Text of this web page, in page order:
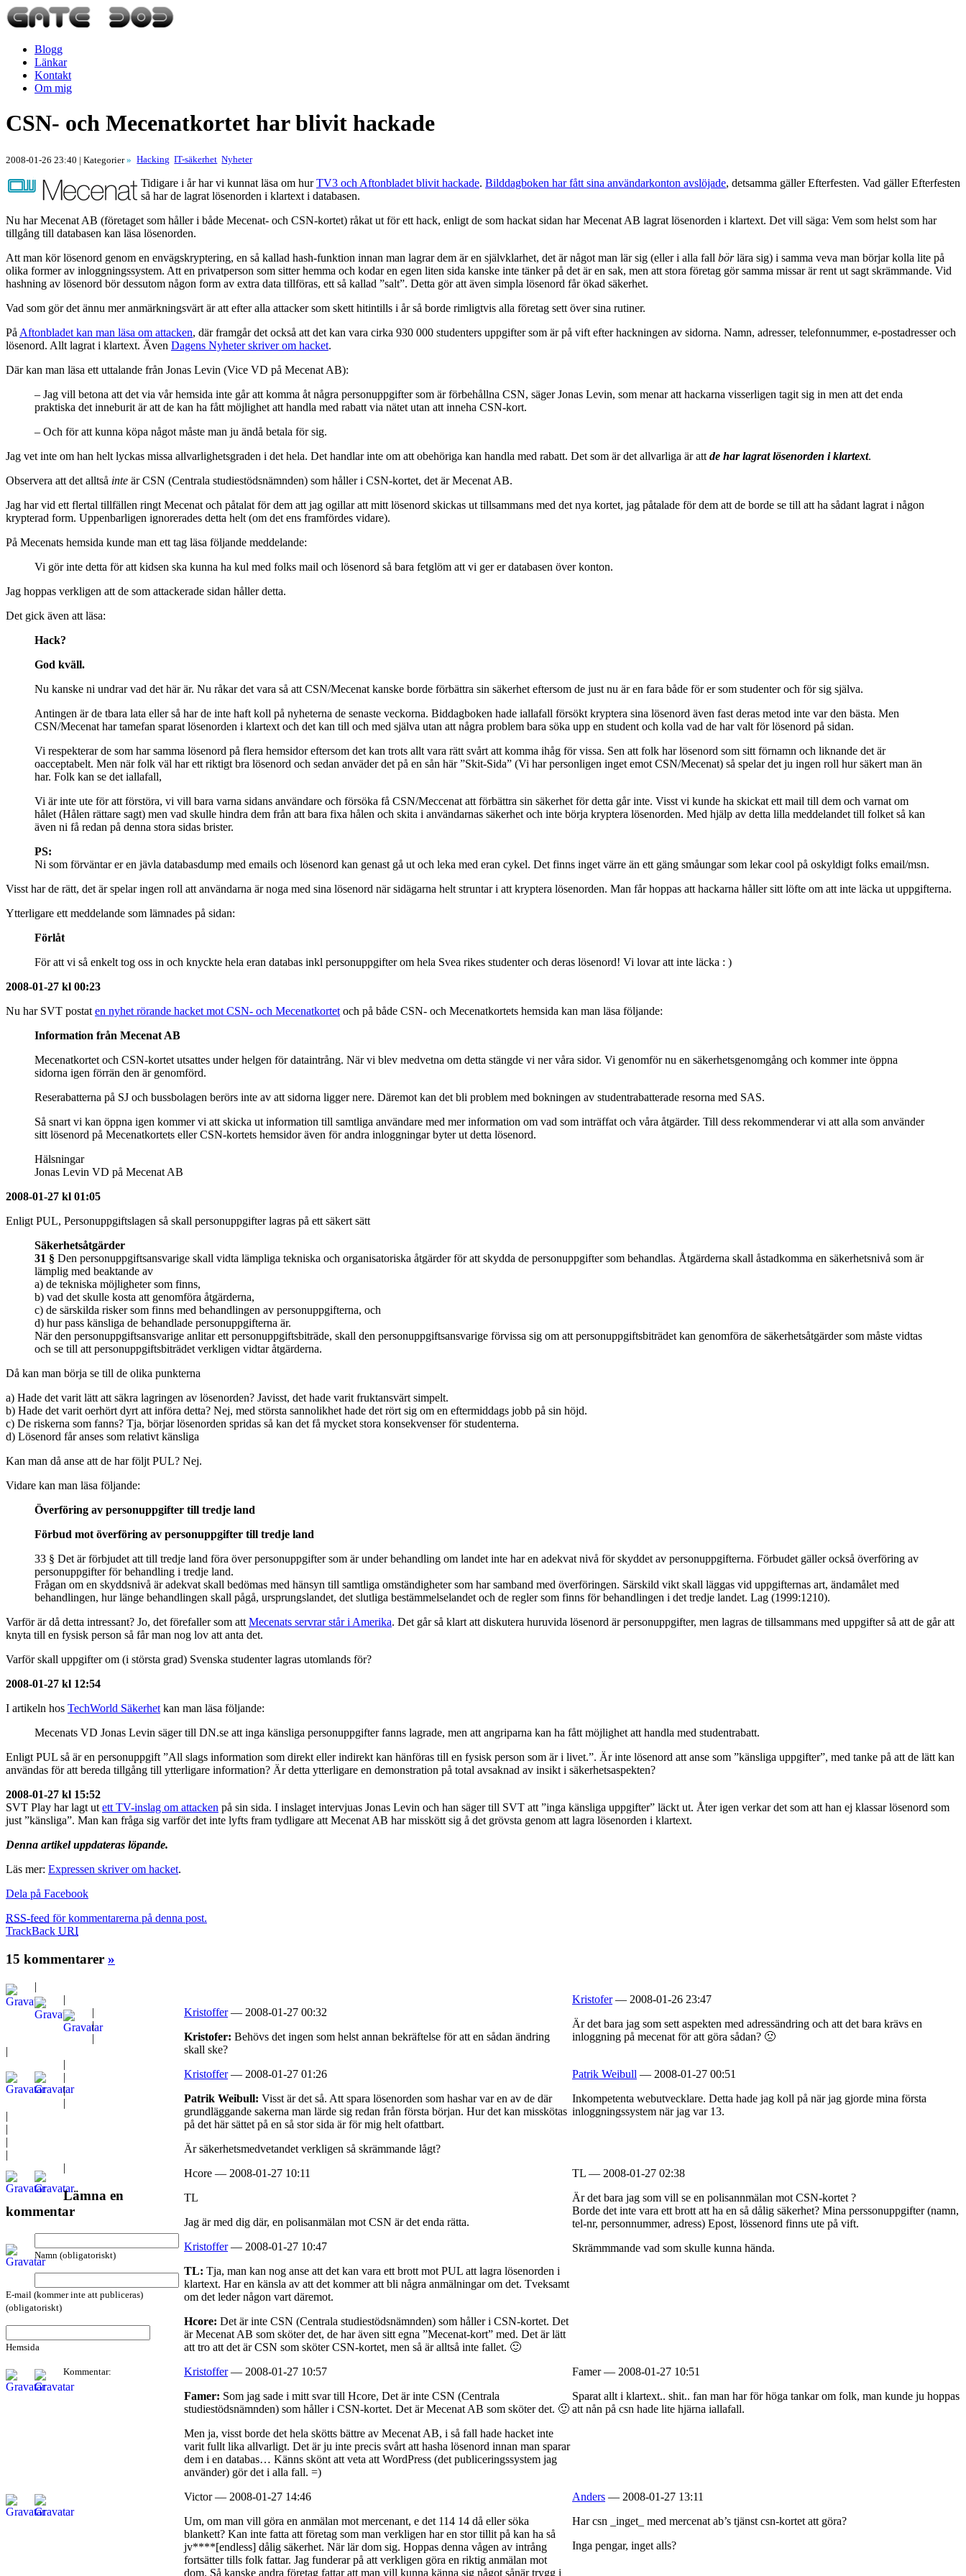
Blogg
Länkar
Kontakt
Om mig
CSN- och Mecenatkortet har blivit hackade
2008-01-26 23:40 | Kategorier» Hacking IT-säkerhet Nyheter
Tidigare i år har vi kunnat läsa om hurTV3 och Aftonbladet blivit hackade. Bilddagboken har fått sina användarkonton avslöjade, detsamma gäller Efterfesten. Vad gäller Efterfesten
så har de lagrat lösenorden i klartext i databasen.
Nu har Mecenat AB (företaget som håller i både Mecenat- och CSN-kortet) råkat ut för ett hack, enligt de som hackat sidan har Mecenat AB lagrat lösenorden i klartext. Det vill säga: Vem som helst som har
tillgång till databasen kan läsa lösenorden.
Att man kör lösenord genom en envägskryptering, en så kallad hash-funktion innan man lagrar dem är en självklarhet, det är något man lär sig (eller i alla fall börlära sig) i samma veva man börjar kolla lite på
olika former av inloggningssystem. Att en privatperson som sitter hemma och kodar en egen liten sida kanske inte tänker på det är en sak, men att stora företag gör samma missar är rent ut sagt skrämmande. Vid
hashning av lösenord bör dessutom någon form av extra data tillföras, ett så kallad ”salt”. Detta gör att även simpla lösenord får ökad säkerhet.
Vad som gör det ännu mer anmärkningsvärt är att efter alla attacker som skett hitintills i år så borde rimligtvis alla företag sett över sina rutiner.
På Aftonbladet kan man läsa om attacken, där framgår det också att det kan vara cirka 930 000 studenters uppgifter som är på vift efter hackningen av sidorna. Namn, adresser, telefonnummer, e-postadresser och
lösenord. Allt lagrat i klartext. Även Dagens Nyheter skriver om hacket.
Där kan man läsa ett uttalande från Jonas Levin (Vice VD på Mecenat AB):
– Jag vill betona att det via vår hemsida inte går att komma åt några personuppgifter som är förbehållna CSN, säger Jonas Levin, som menar att hackarna visserligen tagit sig in men att det enda
praktiska det inneburit är att de kan ha fått möjlighet att handla med rabatt via nätet utan att inneha CSN-kort.
– Och för att kunna köpa något måste man ju ändå betala för sig.
Jag vet inte om han helt lyckas missa allvarlighetsgraden i det hela. Det handlar inte om att obehöriga kan handla med rabatt. Det som är det allvarliga är att de har lagrat lösenorden i klartext.
Observera att det alltså inte är CSN (Centrala studiestödsnämnden) som håller i CSN-kortet, det är Mecenat AB.
Jag har vid ett flertal tillfällen ringt Mecenat och påtalat för dem att jag ogillar att mitt lösenord skickas ut tillsammans med det nya kortet, jag påtalade för dem att de borde se till att ha sådant lagrat i någon
krypterad form. Uppenbarligen ignorerades detta helt (om det ens framfördes vidare).
På Mecenats hemsida kunde man ett tag läsa följande meddelande:
Vi gör inte detta för att kidsen ska kunna ha kul med folks mail och lösenord så bara fetglöm att vi ger er databasen över konton.
Jag hoppas verkligen att de som attackerade sidan håller detta.
Det gick även att läsa:
Hack?
God kväll.
Nu kanske ni undrar vad det här är. Nu råkar det vara så att CSN/Mecenat kanske borde förbättra sin säkerhet eftersom de just nu är en fara både för er som studenter och för sig själva.
Antingen är de tbara lata eller så har de inte haft koll på nyheterna de senaste veckorna. Biddagboken hade iallafall försökt kryptera sina lösenord även fast deras metod inte var den bästa. Men
CSN/Mecenat har tamefan sparat lösenorden i klartext och det kan till och med själva utan att några problem bara söka upp en student och kolla vad de har valt för lösenord på sidan.
Vi respekterar de som har samma lösenord på flera hemsidor eftersom det kan trots allt vara rätt svårt att komma ihåg för vissa. Sen att folk har lösenord som sitt förnamn och liknande det är
oacceptabelt. Men när folk väl har ett riktigt bra lösenord och sedan anväder det på en sån här ”Skit-Sida” (Vi har personligen inget emot CSN/Mecenat) så spelar det ju ingen roll hur säkert man än
har. Folk kan se det iallafall,
Vi är inte ute för att förstöra, vi vill bara varna sidans användare och försöka få CSN/Meccenat att förbättra sin säkerhet för detta går inte. Visst vi kunde ha skickat ett mail till dem och varnat om
hålet (Hålen rättare sagt) men vad skulle hindra dem från att bara fixa hålen och skita i användarnas säkerhet och inte börja kryptera lösenorden. Med hjälp av detta lilla meddelandet till folket så kan
även ni få redan på denna stora sidas brister.
PS:
Ni som förväntar er en jävla databasdump med emails och lösenord kan genast gå ut och leka med eran cykel. Det finns inget värre än ett gäng småungar som lekar cool på oskyldigt folks email/msn.
Visst har de rätt, det är spelar ingen roll att användarna är noga med sina lösenord när sidägarna helt struntar i att kryptera lösenorden. Man får hoppas att hackarna håller sitt löfte om att inte läcka ut uppgifterna.
Ytterligare ett meddelande som lämnades på sidan:
Förlåt
För att vi så enkelt tog oss in och knyckte hela eran databas inkl personuppgifter om hela Svea rikes studenter och deras lösenord! Vi lovar att inte läcka : )
2008-01-27 kl 00:23
Nu har SVT postat en nyhet rörande hacket mot CSN- och Mecenatkortet och på både CSN- och Mecenatkortets hemsida kan man läsa följande:
Information från Mecenat AB
Mecenatkortet och CSN-kortet utsattes under helgen för dataintrång. När vi blev medvetna om detta stängde vi ner våra sidor. Vi genomför nu en säkerhetsgenomgång och kommer inte öppna
sidorna igen förrän den är genomförd.
Reserabatterna på SJ och bussbolagen berörs inte av att sidorna ligger nere. Däremot kan det bli problem med bokningen av studentrabatterade resorna med SAS.
Så snart vi kan öppna igen kommer vi att skicka ut information till samtliga användare med mer information om vad som inträffat och våra åtgärder. Till dess rekommenderar vi att alla som använder
sitt lösenord på Mecenatkortets eller CSN-kortets hemsidor även för andra inloggningar byter ut detta lösenord.
Hälsningar
Jonas Levin VD på Mecenat AB
2008-01-27 kl 01:05
Enligt PUL, Personuppgiftslagen så skall personuppgifter lagras på ett säkert sätt
Säkerhetsåtgärder
31 § Den personuppgiftsansvarige skall vidta lämpliga tekniska och organisatoriska åtgärder för att skydda de personuppgifter som behandlas. Åtgärderna skall åstadkomma en säkerhetsnivå som är
lämplig med beaktande av
a) de tekniska möjligheter som finns,
b) vad det skulle kosta att genomföra åtgärderna,
c) de särskilda risker som finns med behandlingen av personuppgifterna, och
d) hur pass känsliga de behandlade personuppgifterna är.
När den personuppgiftsansvarige anlitar ett personuppgiftsbiträde, skall den personuppgiftsansvarige förvissa sig om att personuppgiftsbiträdet kan genomföra de säkerhetsåtgärder som måste vidtas
och se till att personuppgiftsbiträdet verkligen vidtar åtgärderna.
Då kan man börja se till de olika punkterna
a) Hade det varit lätt att säkra lagringen av lösenorden? Javisst, det hade varit fruktansvärt simpelt.
b) Hade det varit oerhört dyrt att införa detta? Nej, med största sannolikhet hade det rört sig om en eftermiddags jobb på sin höjd.
c) De riskerna som fanns? Tja, börjar lösenorden spridas så kan det få mycket stora konsekvenser för studenterna.
d) Lösenord får anses som relativt känsliga
Kan man då anse att de har följt PUL? Nej.
Vidare kan man läsa följande:
Överföring av personuppgifter till tredje land
Förbud mot överföring av personuppgifter till tredje land
33 § Det är förbjudet att till tredje land föra över personuppgifter som är under behandling om landet inte har en adekvat nivå för skyddet av personuppgifterna. Förbudet gäller också överföring av
personuppgifter för behandling i tredje land.
Frågan om en skyddsnivå är adekvat skall bedömas med hänsyn till samtliga omständigheter som har samband med överföringen. Särskild vikt skall läggas vid uppgifternas art, ändamålet med
behandlingen, hur länge behandlingen skall pågå, ursprungslandet, det slutliga bestämmelselandet och de regler som finns för behandlingen i det tredje landet. Lag (1999:1210).
Varför är då detta intressant? Jo, det förefaller som att Mecenats servrar står i Amerika. Det går så klart att diskutera huruvida lösenord är personuppgifter, men lagras de tillsammans med uppgifter så att de går att
knyta till en fysisk person så får man nog lov att anta det.
Varför skall uppgifter om (i största grad) Svenska studenter lagras utomlands för?
2008-01-27 kl 12:54
I artikeln hos TechWorld Säkerhet kan man läsa följande:
Mecenats VD Jonas Levin säger till DN.se att inga känsliga personuppgifter fanns lagrade, men att angriparna kan ha fått möjlighet att handla med studentrabatt.
Enligt PUL så är en personuppgift ”All slags information som direkt eller indirekt kan hänföras till en fysisk person som är i livet.”. Är inte lösenord att anse som ”känsliga uppgifter”, med tanke på att de lätt kan
användas för att bereda tillgång till ytterligare information? Är detta ytterligare en demonstration på total avsaknad av insikt i säkerhetsaspekten?
2008-01-27 kl 15:52
SVT Play har lagt ut ett TV-inslag om attacken på sin sida. I inslaget intervjuas Jonas Levin och han säger till SVT att ”inga känsliga uppgifter” läckt ut. Åter igen verkar det som att han ej klassar lösenord som
just ”känsliga”. Man kan fråga sig varför det inte lyfts fram tydligare att Mecenat AB har misskött sig å det grövsta genom att lagra lösenorden i klartext.
Denna artikel uppdateras löpande.
Läs mer: Expressen skriver om hacket.
Dela på Facebook
RSS-feed för kommentarerna på denna post.
TrackBack URI
15 kommentarer »
|
Kristofer— 2008-01-26 23:47
Är det bara jag som sett aspekten med adressändring och att det bara krävs en
inloggning på mecenat för att göra sådan? 🙁
|
Kristoffer— 2008-01-27 00:32
Kristofer: Behövs det ingen som helst annan bekräftelse för att en sådan ändring
skall ske?
|
Patrik Weibull — 2008-01-27 00:51
Inkompetenta webutvecklare. Detta hade jag koll på när jag gjorde mina första
inloggningssystem när jag var 13.
|
Kristoffer— 2008-01-27 01:26
Patrik Weibull: Visst är det så. Att spara lösenorden som hashar var en av de där
grundläggande sakerna man lärde sig redan från första början. Hur det kan misskötas
på det här sättet på en så stor sida är för mig helt ofattbart.
Är säkerhetsmedvetandet verkligen så skrämmande lågt?
|
TL — 2008-01-27 02:38
Är det bara jag som vill se en polisannmälan mot CSN-kortet ?
Borde det inte vara ett brott att ha en så dålig säkerhet? Mina perssonuppgifter (namn,
tel-nr, personnummer, adress) Epost, lössenord finns ute på vift.
Skrämmmande vad som skulle kunna hända.
|
Hcore — 2008-01-27 10:11
TL
Jag är med dig där, en polisanmälan mot CSN är det enda rätta.
|
Kristoffer— 2008-01-27 10:47
TL: Tja, man kan nog anse att det kan vara ett brott mot PUL att lagra lösenorden i
klartext. Har en känsla av att det kommer att bli några anmälningar om det. Tveksamt
om det leder någon vart däremot.
Hcore: Det är inte CSN (Centrala studiestödsnämnden) som håller i CSN-kortet. Det
är Mecenat AB som sköter det, de har även sitt egna ”Mecenat-kort” med. Det är lätt
att tro att det är CSN som sköter CSN-kortet, men så är alltså inte fallet. 🙂
|
Famer — 2008-01-27 10:51
Sparat allt i klartext.. shit.. fan man har för höga tankar om folk, man kunde ju hoppas
att nån på csn hade lite hjärna iallafall.
|
Kristoffer— 2008-01-27 10:57
Famer: Som jag sade i mitt svar till Hcore, Det är inte CSN (Centrala
studiestödsnämnden) som håller i CSN-kortet. Det är Mecenat AB som sköter det. 🙂
Men ja, visst borde det hela skötts bättre av Mecenat AB, i så fall hade hacket inte
varit fullt lika allvarligt. Det är ju inte precis svårt att hasha lösenord innan man sparar
dem i en databas… Känns skönt att veta att WordPress (det publiceringssystem jag
använder) gör det i alla fall. =)
|
Anders — 2008-01-27 13:11
Har csn _inget_ med mercenat ab’s tjänst csn-kortet att göra?
Inga pengar, inget alls?
|
Victor — 2008-01-27 14:46
Um, om man vill göra en anmälan mot mercenant, e det 114 14 då eller söka
blankett? Kan inte fatta att företag som man verkligen har en stor tillit på kan ha så
jv****[endless] dålig säkerhet. När lär dom sig. Hoppas denna vågen av intrång
fortsätter tills folk fattar. Jag funderar på att verkligen göra en riktig anmälan mot
dom. Så kanske andra företag fattar att man vill kunna känna sig något sånär trygg i
|
|
|
|
Lämna en
kommentar
Namn (obligatoriskt)
E-mail (kommer inte att publiceras)
(obligatoriskt)
Hemsida
Kommentar: